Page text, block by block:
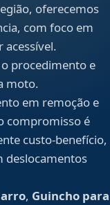
oferecemos
com foco em
acessível.
procedimento e
moto.
em remoção e
compromisso é
custo-benefício,
deslocamentos
, Guincho para